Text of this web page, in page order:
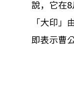
說，它在
「大印」
即表示曹